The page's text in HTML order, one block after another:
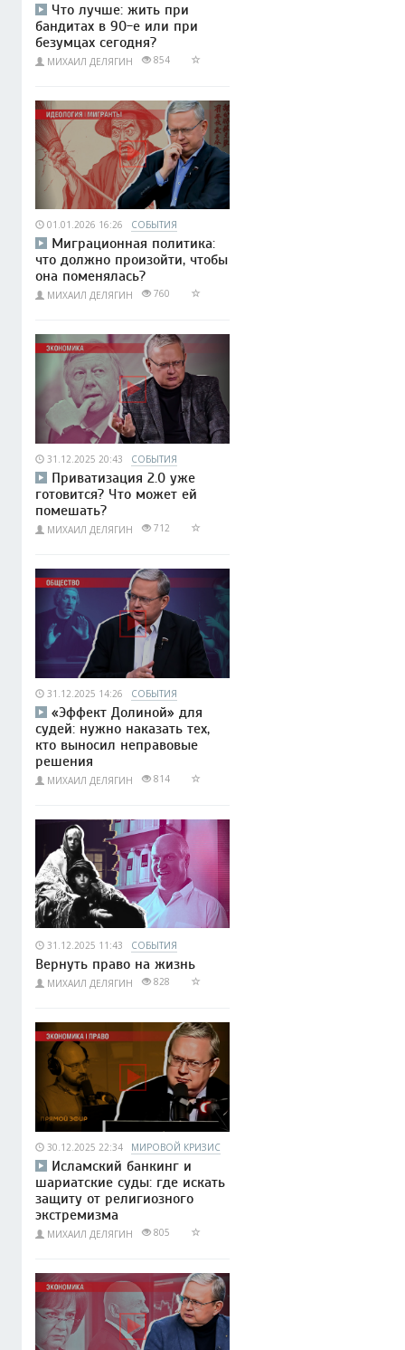
Что лучше: жить при
бандитах в 90-е или при
безумцах сегодня?
МИХАИЛ ДЕЛЯГИН 854
01.01.2026 16:26 СОБЫТИЯ
Миграционная политика:
что должно произойти, чтобы
она поменялась?
МИХАИЛ ДЕЛЯГИН 760
31.12.2025 20:43 СОБЫТИЯ
Приватизация 2.0 уже
готовится? Что может ей
помешать?
МИХАИЛ ДЕЛЯГИН 712
31.12.2025 14:26 СОБЫТИЯ
«Эффект Долиной» для
судей: нужно наказать тех,
кто выносил неправовые
решения
МИХАИЛ ДЕЛЯГИН 814
31.12.2025 11:43 СОБЫТИЯ
Вернуть право на жизнь
МИХАИЛ ДЕЛЯГИН 828
30.12.2025 22:34 МИРОВОЙ КРИЗИС
Исламский банкинг и
шариатские суды: где искать
защиту от религиозного
экстремизма
МИХАИЛ ДЕЛЯГИН 805